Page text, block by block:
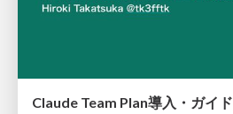
Claude Team Plan導入・ガイド